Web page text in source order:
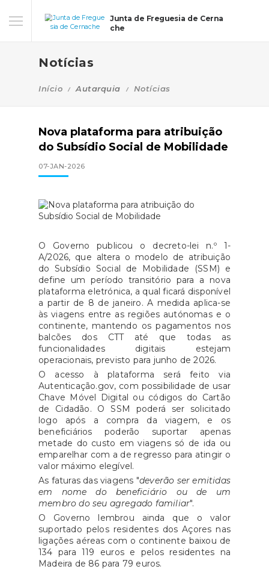
Junta de Freguesia de Cerna
che
Notícias
Início Autarquia Notícias
Nova plataforma para atribuição
do Subsídio Social de Mobilidade
07-JAN-2026
O Governo publicou o decreto-lei n.º 1-
A/2026, que altera o modelo de atribuição
do Subsídio Social de Mobilidade (SSM) e
define um período transitório para a nova
plataforma eletrónica, a qual ficará disponível
a partir de 8 de janeiro. A medida aplica-se
às viagens entre as regiões autónomas e o
continente, mantendo os pagamentos nos
balcões dos CTT até que todas as
funcionalidades digitais estejam
operacionais, previsto para junho de 2026.
O acesso à plataforma será feito via
Autenticação.gov, com possibilidade de usar
Chave Móvel Digital ou códigos do Cartão
de Cidadão. O SSM poderá ser solicitado
logo após a compra da viagem, e os
beneficiários poderão suportar apenas
metade do custo em viagens só de ida ou
emparelhar com a de regresso para atingir o
valor máximo elegível.
As faturas das viagens "deverão ser emitidas
em nome do beneficiário ou de um
membro do seu agregado familiar".
O Governo lembrou ainda que o valor
suportado pelos residentes dos Açores nas
ligações aéreas com o continente baixou de
134 para 119 euros e pelos residentes na
Madeira de 86 para 79 euros.